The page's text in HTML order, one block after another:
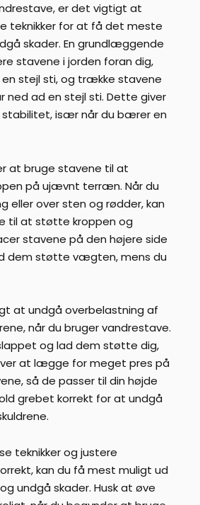
er det vigtigt at
teknikker for at få det meste
skader. En grundlæggende
stavene i jorden foran dig,
stejl sti, og trække stavene
ned ad en stejl sti. Dette giver
især når du bærer en
at bruge stavene til at
på ujævnt terræn. Når du
eller over sten og rødder, kan
til at støtte kroppen og
stavene på den højere side
dem støtte vægten, mens du
at undgå overbelastning af
når du bruger vandrestave.
og lad dem støtte dig,
at lægge for meget pres på
så de passer til din højde
grebet korrekt for at undgå
teknikker og justere
kan du få mest muligt ud
undgå skader. Husk at øve